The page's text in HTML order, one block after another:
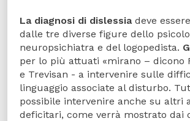
La diagnosi di dislessiadeve
dalle tre diverse figure dello
neuropsichiatra e del logopedista.
per lo più attuati «mirano – dicono
e Trevisan - a intervenire sulle
linguaggio associate al disturbo.
possibile intervenire anche su altri
deficitari, come verrà mostrato dai